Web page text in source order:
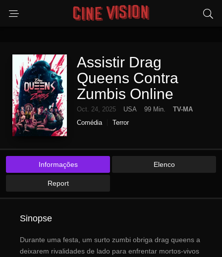
Assistir Drag
Queens Contra
Zumbis Online
Oct. 24, 2025 USA 99 Min.
TV-MA
Comédia
Terror
Informações Elenco
Report
Sinopse
Durante uma festa, um surto zumbi obriga drag queens a
deixarem rivalidades de lado para enfrentar mortos-vivos